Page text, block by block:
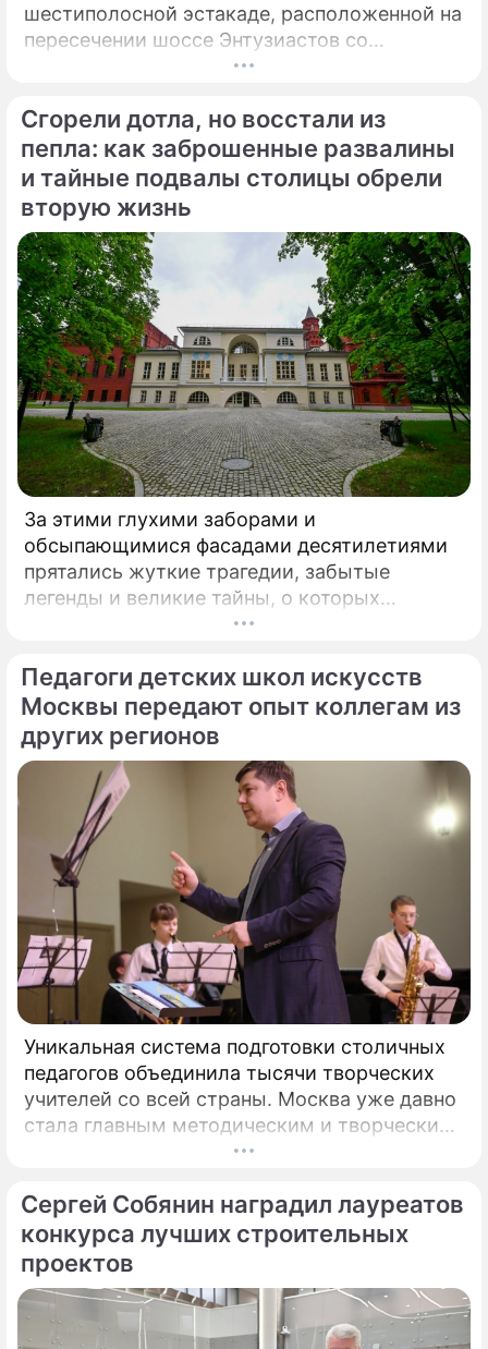
шестиполосной эстакаде, расположенной на
пересечении шоссе Энтузиастов со
Свободным проспектом и Большим
открытия принял участие мэр Москвы
Сергей Собянин, который подчеркнул
стратегическую важность новой развязки
для разгрузки одного из самых проблемных
участков магистрали.
Сгорели дотла, но восстали из
пепла: как заброшенные развалины
и тайные подвалы столицы обрели
вторую жизнь
За этими глухими заборами и
обсыпающимися фасадами десятилетиями
прятались жуткие трагедии, забытые
легенды и великие тайны, о которых
миллионы прохожих даже не догадывались.
Педагоги детских школ искусств
Москвы передают опыт коллегам из
других регионов
Уникальная система подготовки столичных
педагогов объединила тысячи творческих
учителей со всей страны. Москва уже давно
стала главным методическим и творческим
центром России, где рождаются самые
талантов.
Сергей Собянин наградил лауреатов
конкурса лучших строительных
проектов